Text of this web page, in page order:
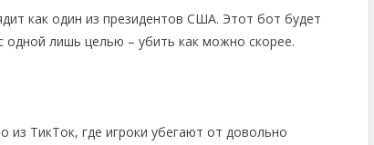
как один из президентов США. Этот бот будет
одной лишь целью – убить как можно скорее.
из ТикТок, где игроки убегают от довольно